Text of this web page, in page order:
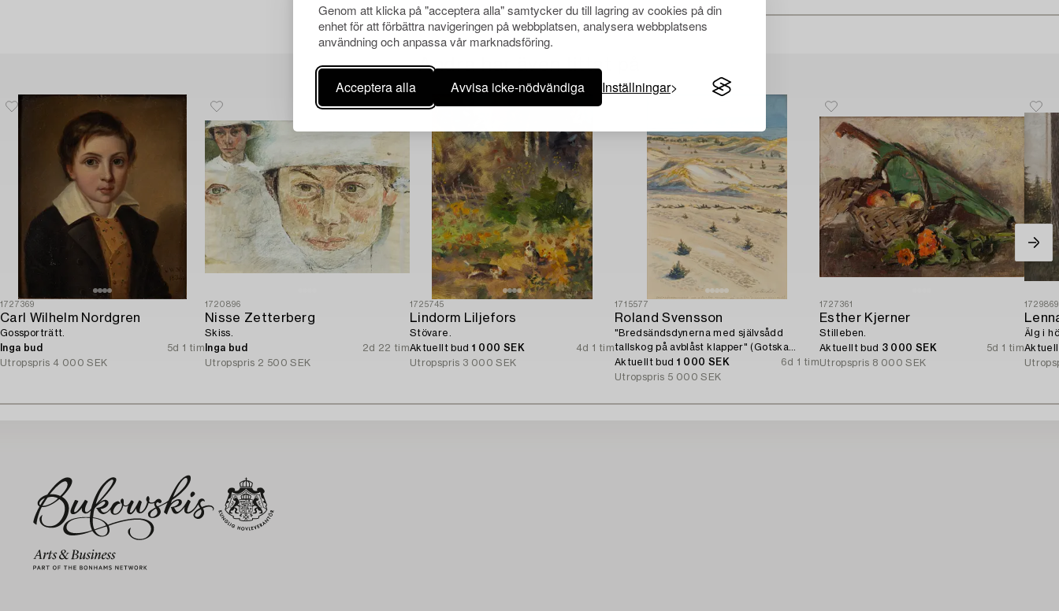
Genom att klicka på "acceptera alla" samtycker du till lagring av cookies på din
enhet för att förbättra navigeringen på webbplatsen, analysera webbplatsens
användning och anpassa vår marknadsföring.
Acceptera alla Avvisa icke-nödvändiga Inställningar
Andra har även tittat på
1727369
Carl Wilhelm Nordgren
Gossporträtt.
Inga bud
5d 1 tim
Utropspris 4 000 SEK
1720896
Nisse Zetterberg
Skiss.
Inga bud
2d 22 tim
Utropspris 2 500 SEK
1725745
Lindorm Liljefors
Stövare.
Aktuellt bud 1 000 SEK
4d 1 tim
Utropspris 3 000 SEK
1715577
Roland Svensson
"Bredsändsdynerna med självsådd
tallskog på avblåst klapper" (Gotska
Sandön).
Aktuellt bud 1 000 SEK
6d 1 tim
Utropspris 5 000 SEK
1727361
Esther Kjerner
Stilleben.
Aktuellt bud 3 000 SEK
5d 1 tim
Utropspris 8 000 SEK
1729869
Älg i